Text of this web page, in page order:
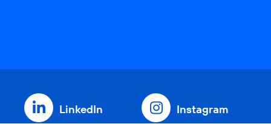
LinkedIn Instagram